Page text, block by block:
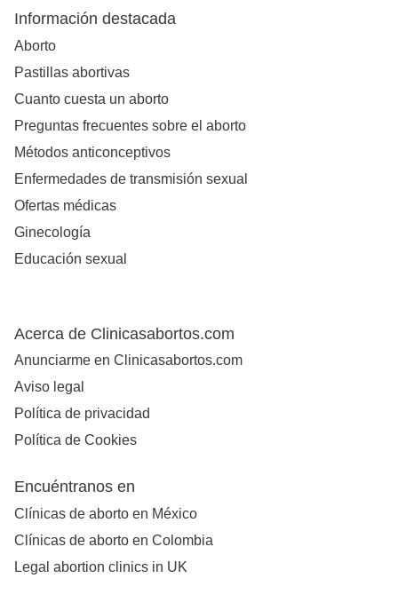
Información destacada
Aborto
Pastillas abortivas
Cuanto cuesta un aborto
Preguntas frecuentes sobre el aborto
Métodos anticonceptivos
Enfermedades de transmisión sexual
Ofertas médicas
Ginecología
Educación sexual
Acerca de Clinicasabortos.com
Anunciarme en Clinicasabortos.com
Aviso legal
Política de privacidad
Política de Cookies
Encuéntranos en
Clínicas de aborto en México
Clínicas de aborto en Colombia
Legal abortion clinics in UK